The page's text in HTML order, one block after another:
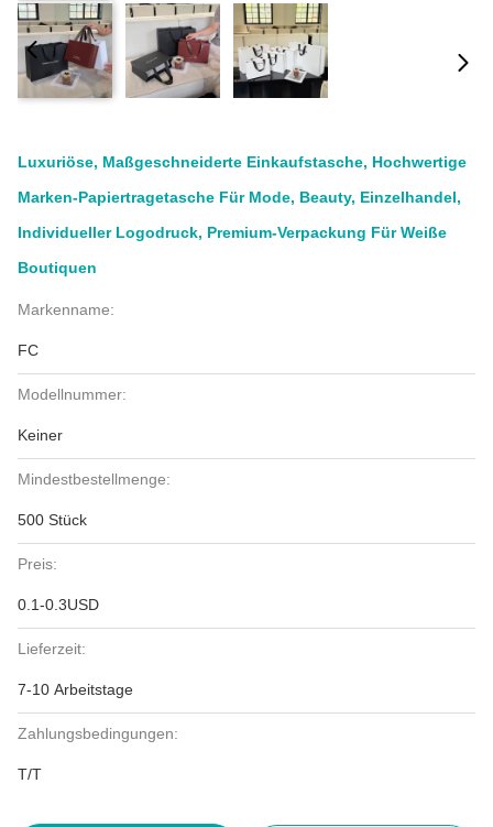
Luxuriöse, Maßgeschneiderte Einkaufstasche, Hochwertige
Marken-Papiertragetasche Für Mode, Beauty, Einzelhandel,
Individueller Logodruck, Premium-Verpackung Für Weiße
Boutiquen
Markenname:
FC
Modellnummer:
Keiner
Mindestbestellmenge:
500 Stück
Preis:
0.1-0.3USD
Lieferzeit:
7-10 Arbeitstage
Zahlungsbedingungen:
T/T